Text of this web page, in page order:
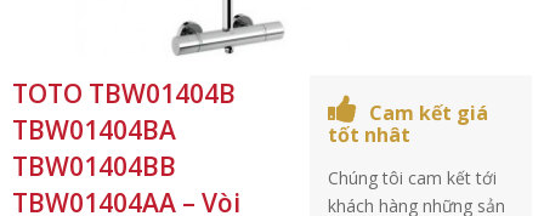
TOTO TBW01404B
TBW01404BA
TBW01404BB
TBW01404AA – Vòi
Cam kết giá
tốt nhât
Chúng tôi cam kết tới
khách hàng những sản